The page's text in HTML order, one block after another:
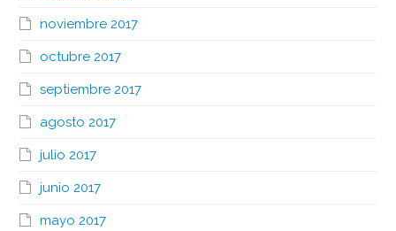
noviembre 2017
octubre 2017
septiembre 2017
agosto 2017
julio 2017
junio 2017
mayo 2017